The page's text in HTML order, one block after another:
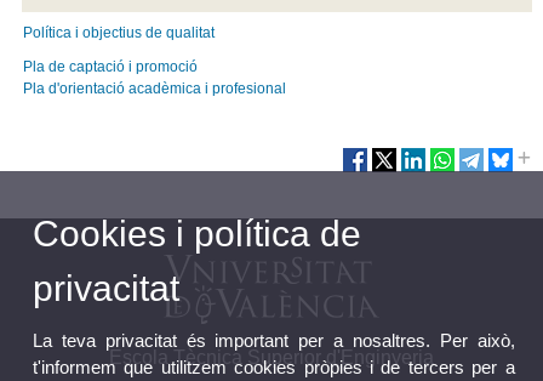
Política i objectius de qualitat
Pla de captació i promoció
Pla d'orientació acadèmica i profesional
Escola Tècnica Superior d'Enginyeria
Cookies i política de
privacitat
La teva privacitat és important per a nosaltres. Per això,
t'informem que utilitzem cookies pròpies i de tercers per a